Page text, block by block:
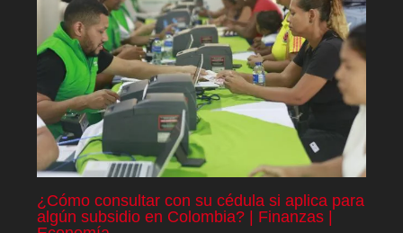
¿Cómo consultar con su cédula si aplica para
algún subsidio en Colombia? | Finanzas |